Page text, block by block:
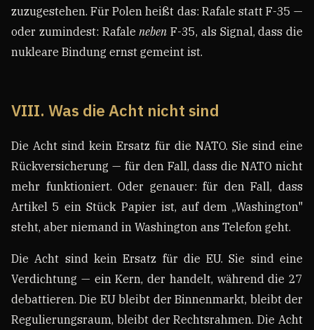
zuzugestehen. Für Polen heißt das: Rafale statt F-35 —
oder zumindest: Rafale neben F-35, als Signal, dass die
nukleare Bindung ernst gemeint ist.
VIII. Was die Acht nicht sind
Die Acht sind kein Ersatz für die NATO. Sie sind eine
Rückversicherung — für den Fall, dass die NATO nicht
mehr funktioniert. Oder genauer: für den Fall, dass
Artikel 5 ein Stück Papier ist, auf dem „Washington"
steht, aber niemand in Washington ans Telefon geht.
Die Acht sind kein Ersatz für die EU. Sie sind eine
Verdichtung — ein Kern, der handelt, während die 27
debattieren. Die EU bleibt der Binnenmarkt, bleibt der
Regulierungsraum, bleibt der Rechtsrahmen. Die Acht